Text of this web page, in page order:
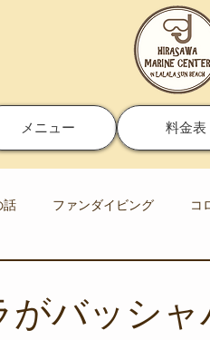
メニュー 料金表
話 ファンダイビング コ
がバッシャ